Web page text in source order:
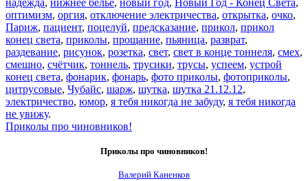
оптимизм, оргия, отключение электричества, открытка, очко,
Париж, пациент, поцелуй, предсказание, прикол, прикол
конец света, приколы, прощание, пьяница, разврат,
раздевание, рисунок, розетка, свет, свет в конце тоннеля, смех,
смешно, счётчик, тоннель, трусики, трусы, успеем, устрой
конец света, фонарик, фонарь, фото приколы, фотоприколы,
цитрусовые, Чубайс, шарж, шутка, шутка 21.12.12,
электричество, юмор, я тебя никогда не забуду, я тебя никогда
не увижу.
Приколы про чиновников!
Приколы про чиновников!
Валерий Каненков